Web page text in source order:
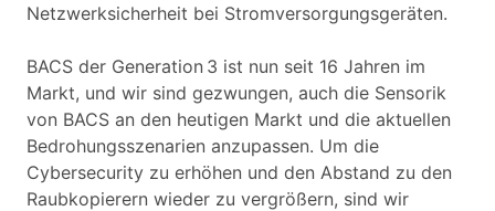
Netzwerksicherheit bei Stromversorgungsgeräten.
BACS der Generation 3 ist nun seit 16 Jahren im
Markt, und wir sind gezwungen, auch die Sensorik
von BACS an den heutigen Markt und die aktuellen
Bedrohungsszenarien anzupassen. Um die
Cybersecurity zu erhöhen und den Abstand zu den
Raubkopierern wieder zu vergrößern, sind wir